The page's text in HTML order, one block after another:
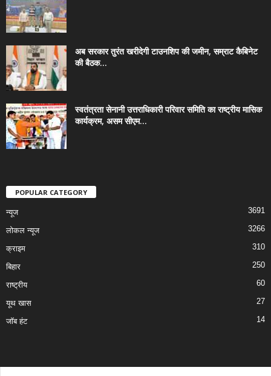
अब सरकार तुरंत खरीदेगी टाउनशिप की जमीन, सम्राट कैबिनेट
की बैठक...
स्वतंत्रता सेनानी उत्तराधिकारी परिवार समिति का राष्ट्रीय मासिक
कार्यक्रम, असम सीएम...
POPULAR CATEGORY
न्यूज 3691
लोकल न्यूज 3266
क्राइम 310
बिहार 250
राष्ट्रीय 60
यूथ खास 27
जॉब हंट 14